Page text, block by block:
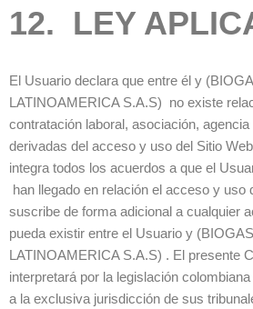
12. LEY
El Usuario declara que entre él y
LATINOAMERICA S.A.S) no existe
contratación laboral, asociación,
derivadas del acceso y uso del Sitio
integra todos los acuerdos a que el
han llegado en relación el acceso y uso
suscribe de forma adicional a cualquier
pueda existir entre el Usuario y
LATINOAMERICA S.A.S) . El presente
interpretará por la legislación
a la exclusiva jurisdicción de sus